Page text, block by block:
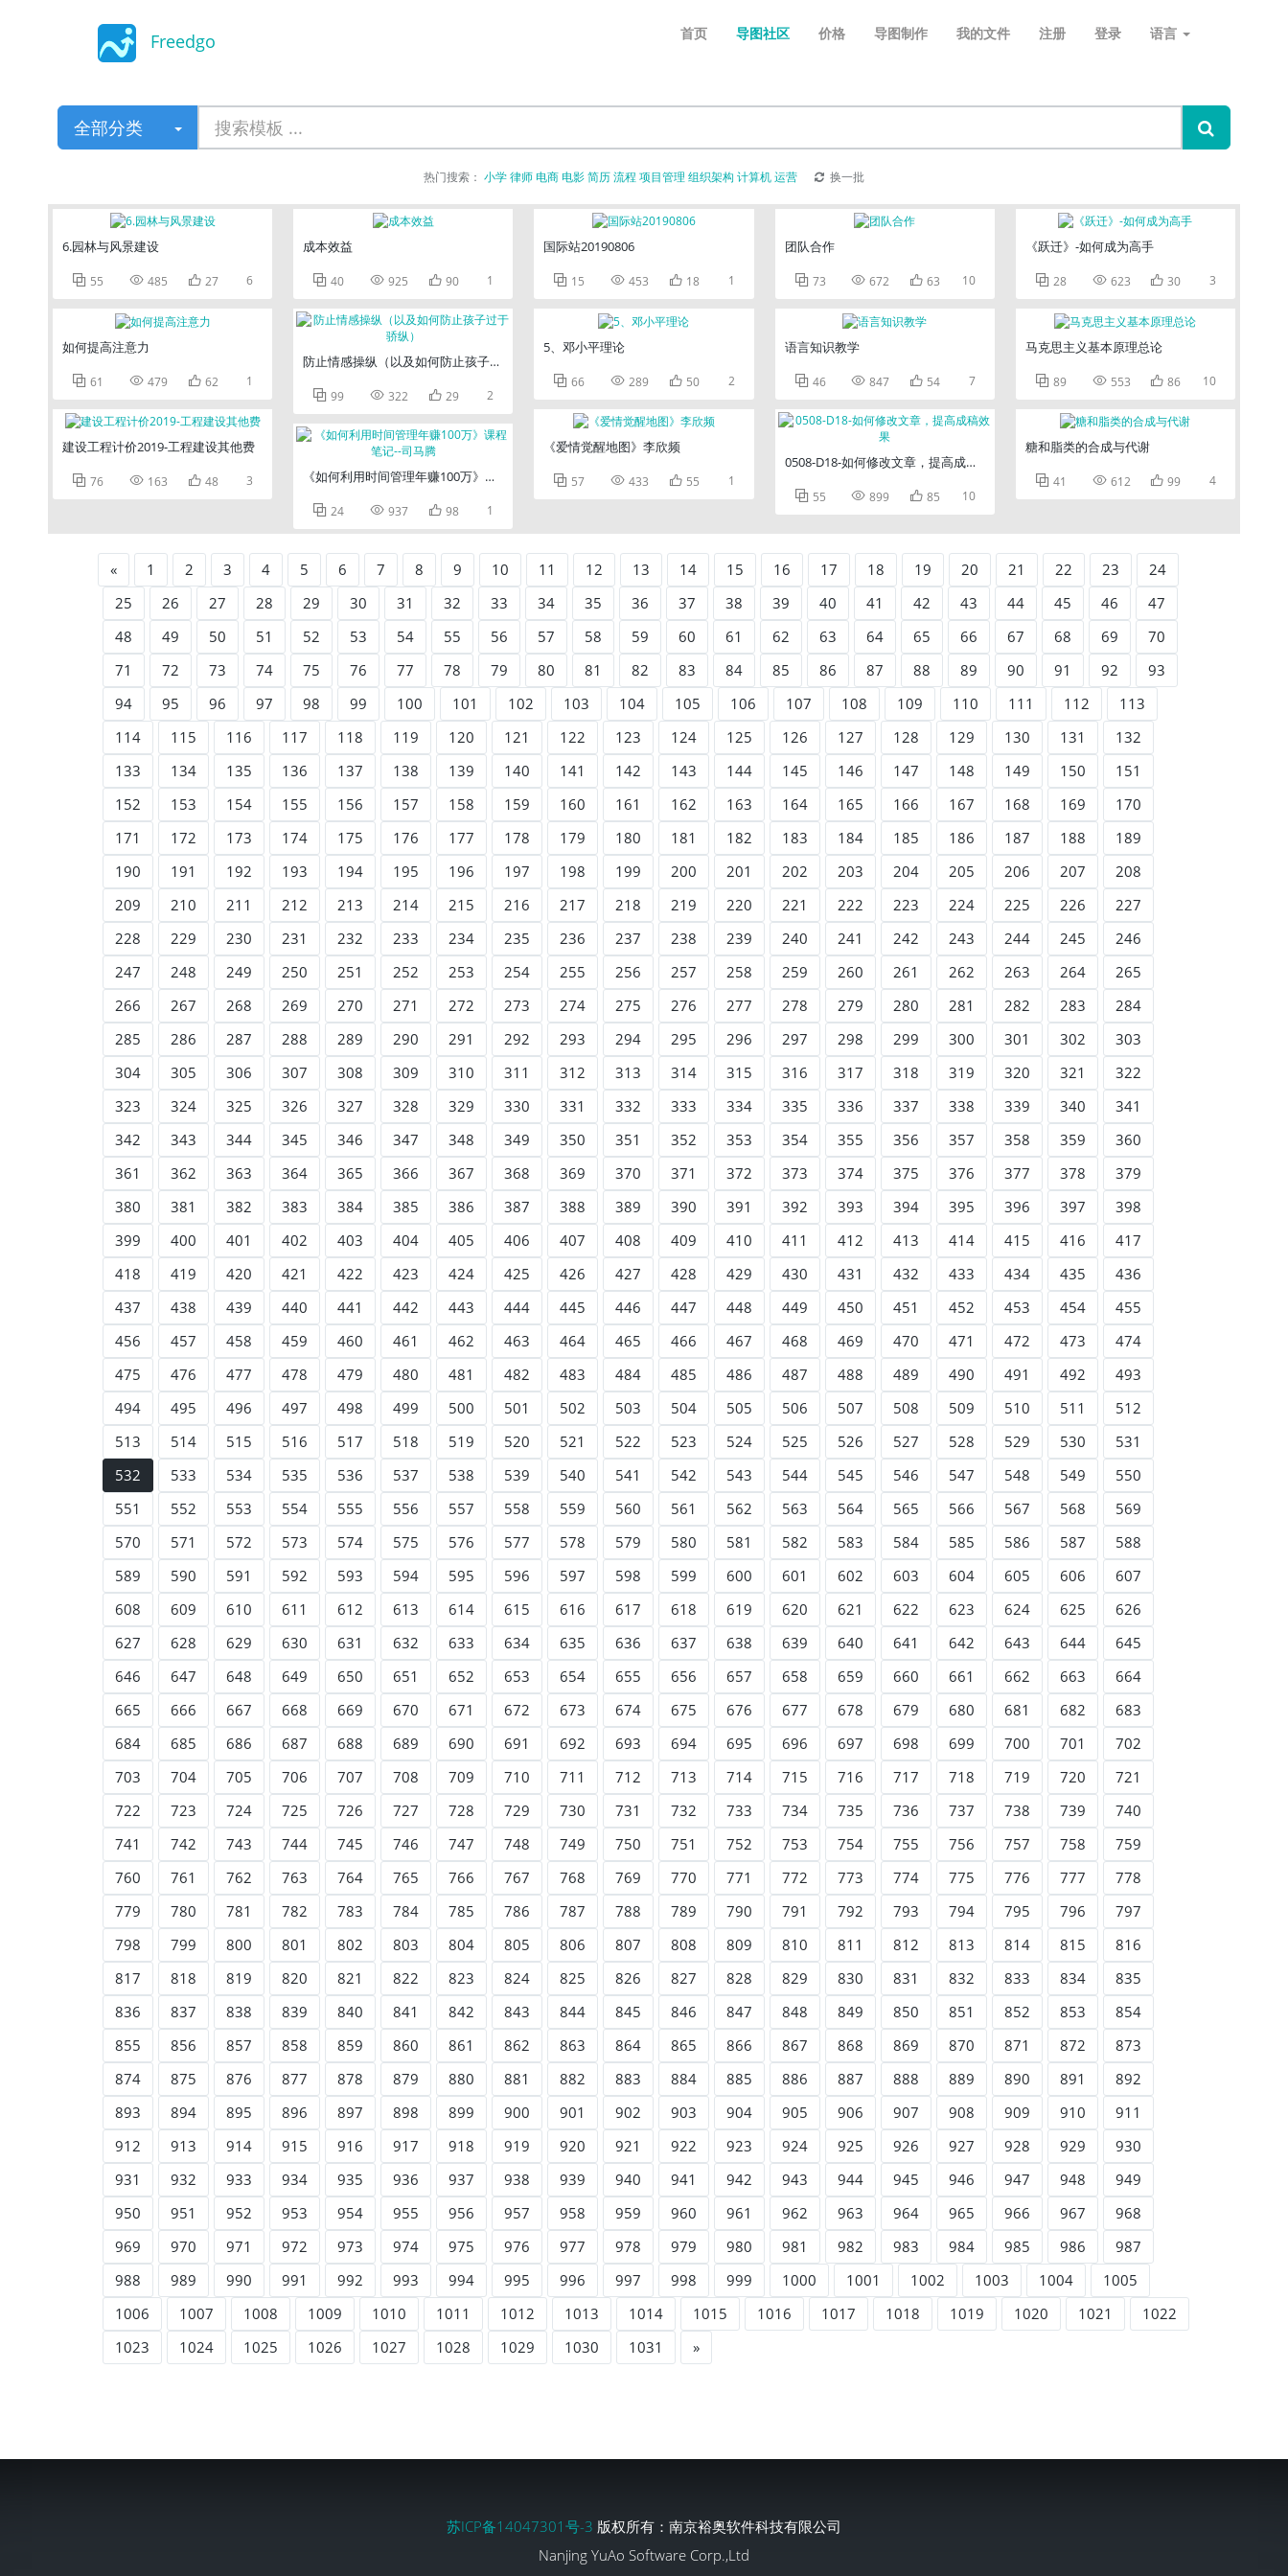
Freedgo 首页 导图社区 价格 导图制作 我的文件 注册 登录 语言
全部分类
热门搜索： 小学律师电商电影简历流程 项目管理 组织架构 计算机运营 换一批
6.园林与风景建设
 55  485  27 6
如何提高注意力
 61  479  62 1
建设工程计价2019-工程建设其他费
 76  163  48 3
成本效益
 40  925  90 1
防止情感操纵（以及如何防止孩子过于骄纵）
 99  322  29 2
《如何利用时间管理年赚100万》课程笔记--司马腾
 24  937  98 1
国际站20190806
 15  453  18 1
5、邓小平理论
 66  289  50 2
《爱情觉醒地图》李欣频
 57  433  55 1
团队合作
 73  672  63 10
语言知识教学
 46  847  54 7
0508-D18-如何修改文章，提高成稿效果
 55  899  85 10
《跃迁》-如何成为高手
 28  623  30 3
马克思主义基本原理总论
 89  553  86 10
糖和脂类的合成与代谢
 41  612  99 4
« 1 2 3 4 5 6 7 8 9 10 11 12 13 14 15 16 17 18 19 20 21 22 23
24
25
26 27 28 29 30 31 32 33 34 35 36 37 38 39 40 41 42 43 44 45 46
47
48
49 50 51 52 53 54 55 56 57 58 59 60 61 62 63 64 65 66 67 68 69
70
71
72 73 74 75 76 77 78 79 80 81 82 83 84 85 86 87 88 89 90 91 92
93
94
95 96 97 98 99 100 101 102 103 104 105 106 107 108 109 110 111 112
113
114
115 116 117 118 119 120 121 122 123 124 125 126 127 128 129 130 131
132
133
134 135 136 137 138 139 140 141 142 143 144 145 146 147 148 149 150
151
152
153 154 155 156 157 158 159 160 161 162 163 164 165 166 167 168 169
170
171
172 173 174 175 176 177 178 179 180 181 182 183 184 185 186 187 188
189
190
191 192 193 194 195 196 197 198 199 200 201 202 203 204 205 206 207
208
209
210 211 212 213 214 215 216 217 218 219 220 221 222 223 224 225 226
227
228
229 230 231 232 233 234 235 236 237 238 239 240 241 242 243 244 245
246
247
248 249 250 251 252 253 254 255 256 257 258 259 260 261 262 263 264
265
266
267 268 269 270 271 272 273 274 275 276 277 278 279 280 281 282 283
284
285
286 287 288 289 290 291 292 293 294 295 296 297 298 299 300 301 302
303
304
305 306 307 308 309 310 311 312 313 314 315 316 317 318 319 320 321
322
323
324 325 326 327 328 329 330 331 332 333 334 335 336 337 338 339 340
341
342
343 344 345 346 347 348 349 350 351 352 353 354 355 356 357 358 359
360
361
362 363 364 365 366 367 368 369 370 371 372 373 374 375 376 377 378
379
380
381 382 383 384 385 386 387 388 389 390 391 392 393 394 395 396 397
398
399
400 401 402 403 404 405 406 407 408 409 410 411 412 413 414 415 416
417
418
419 420 421 422 423 424 425 426 427 428 429 430 431 432 433 434 435
436
437
438 439 440 441 442 443 444 445 446 447 448 449 450 451 452 453 454
455
456
457 458 459 460 461 462 463 464 465 466 467 468 469 470 471 472 473
474
475
476 477 478 479 480 481 482 483 484 485 486 487 488 489 490 491 492
493
494
495 496 497 498 499 500 501 502 503 504 505 506 507 508 509 510 511
512
513
514 515 516 517 518 519 520 521 522 523 524 525 526 527 528 529 530
531
532
533 534 535 536 537 538 539 540 541 542 543 544 545 546 547 548 549
550
551
552 553 554 555 556 557 558 559 560 561 562 563 564 565 566 567 568
569
570
571 572 573 574 575 576 577 578 579 580 581 582 583 584 585 586 587
588
589
590 591 592 593 594 595 596 597 598 599 600 601 602 603 604 605 606
607
608
609 610 611 612 613 614 615 616 617 618 619 620 621 622 623 624 625
626
627
628 629 630 631 632 633 634 635 636 637 638 639 640 641 642 643 644
645
646
647 648 649 650 651 652 653 654 655 656 657 658 659 660 661 662 663
664
665
666 667 668 669 670 671 672 673 674 675 676 677 678 679 680 681 682
683
684
685 686 687 688 689 690 691 692 693 694 695 696 697 698 699 700 701
702
703
704 705 706 707 708 709 710 711 712 713 714 715 716 717 718 719 720
721
722
723 724 725 726 727 728 729 730 731 732 733 734 735 736 737 738 739
740
741
742 743 744 745 746 747 748 749 750 751 752 753 754 755 756 757 758
759
760
761 762 763 764 765 766 767 768 769 770 771 772 773 774 775 776 777
778
779
780 781 782 783 784 785 786 787 788 789 790 791 792 793 794 795 796
797
798
799 800 801 802 803 804 805 806 807 808 809 810 811 812 813 814 815
816
817
818 819 820 821 822 823 824 825 826 827 828 829 830 831 832 833 834
835
836
837 838 839 840 841 842 843 844 845 846 847 848 849 850 851 852 853
854
855
856 857 858 859 860 861 862 863 864 865 866 867 868 869 870 871 872
873
874
875 876 877 878 879 880 881 882 883 884 885 886 887 888 889 890 891
892
893
894 895 896 897 898 899 900 901 902 903 904 905 906 907 908 909 910
911
912
913 914 915 916 917 918 919 920 921 922 923 924 925 926 927 928 929
930
931
932 933 934 935 936 937 938 939 940 941 942 943 944 945 946 947 948
949
950
951 952 953 954 955 956 957 958 959 960 961 962 963 964 965 966 967
968
969
970 971 972 973 974 975 976 977 978 979 980 981 982 983 984 985 986
987
988
989 990 991 992 993 994 995 996 997 998 999 1000 1001 1002 1003 1004
1005
1006
1007 1008 1009 1010 1011 1012 1013 1014 1015 1016 1017 1018 1019 1020 1021
1022
1023
1024 1025 1026 1027 1028 1029 1030 1031 »
苏ICP备14047301号-3 版权所有：南京裕奥软件科技有限公司
Nanjing YuAo Software Corp.,Ltd